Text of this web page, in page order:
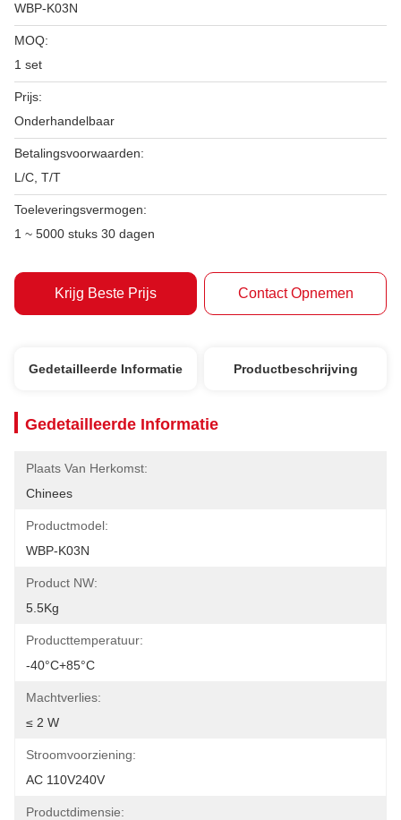
WBP-K03N
MOQ:
1 set
Prijs:
Onderhandelbaar
Betalingsvoorwaarden:
L/C, T/T
Toeleveringsvermogen:
1 ~ 5000 stuks 30 dagen
Krijg Beste Prijs Contact Opnemen
Gedetailleerde Informatie Productbeschrijving
Gedetailleerde Informatie
Plaats Van Herkomst:
Chinees
Productmodel:
WBP-K03N
Product NW:
5.5Kg
Producttemperatuur:
-40°C+85°C
Machtverlies:
≤ 2 W
Stroomvoorziening:
AC 110V240V
Productdimensie: